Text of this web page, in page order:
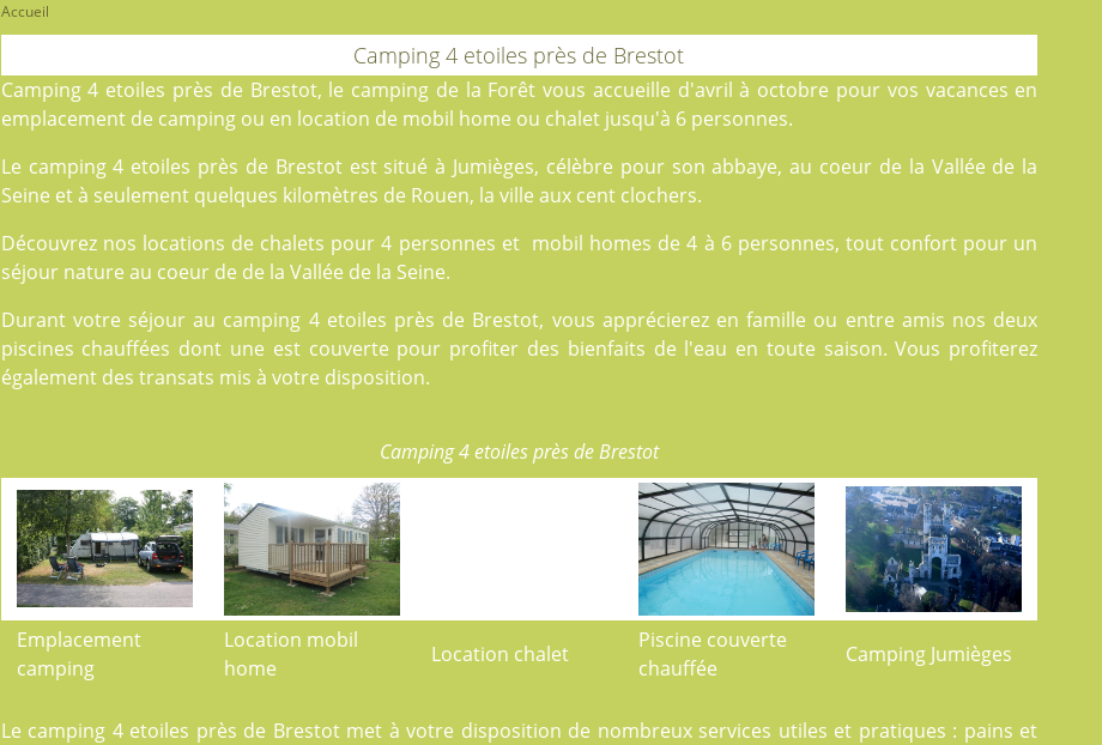
Accueil
Camping 4 etoiles près de Brestot
Camping 4 etoiles près de Brestot, le camping de la Forêt vous accueille d'avril à octobre pour vos vacances en
emplacement de campingou en location de mobil home ou chalet jusqu'à 6 personnes.
Le camping 4 etoiles près de Brestot est situé à Jumièges, célèbre pour son abbaye, au coeur de la Vallée de la
Seine et à seulement quelques kilomètres de Rouen, la ville aux cent clochers.
Découvrez nos locations de chalets pour 4 personnes et mobil homes de 4 à 6 personnes, tout confort pour un
séjour nature au coeur de de la Vallée de la Seine.
Durant votre séjour au camping 4 etoiles près de Brestot, vous apprécierez en famille ou entre amis nos deux
piscines chauffées dont une est couverte pour profiter des bienfaits de l'eau en toute saison. Vous profiterez
également des transats mis à votre disposition.
Camping 4 etoiles près de Brestot
Emplacement
camping
Location mobil
home
Location chalet
Piscine couverte
chauffée
Camping Jumièges
Le camping 4 etoiles près de Brestot met à votre disposition de nombreux services utiles et pratiques : pains et